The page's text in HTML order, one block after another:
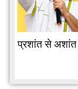
प्रशांत से अशांत